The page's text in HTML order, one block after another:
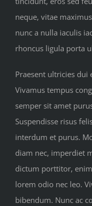
neque, vitae
nunc a nulla iaculis
rhoncus ligula porta
Praesent ultricies dui
Vivamus tempus
semper sit amet
Suspendisse risus
interdum et purus.
diam nec, imperdiet
dictum porttitor,
lorem odio nec leo.
bibendum. Nunc ac